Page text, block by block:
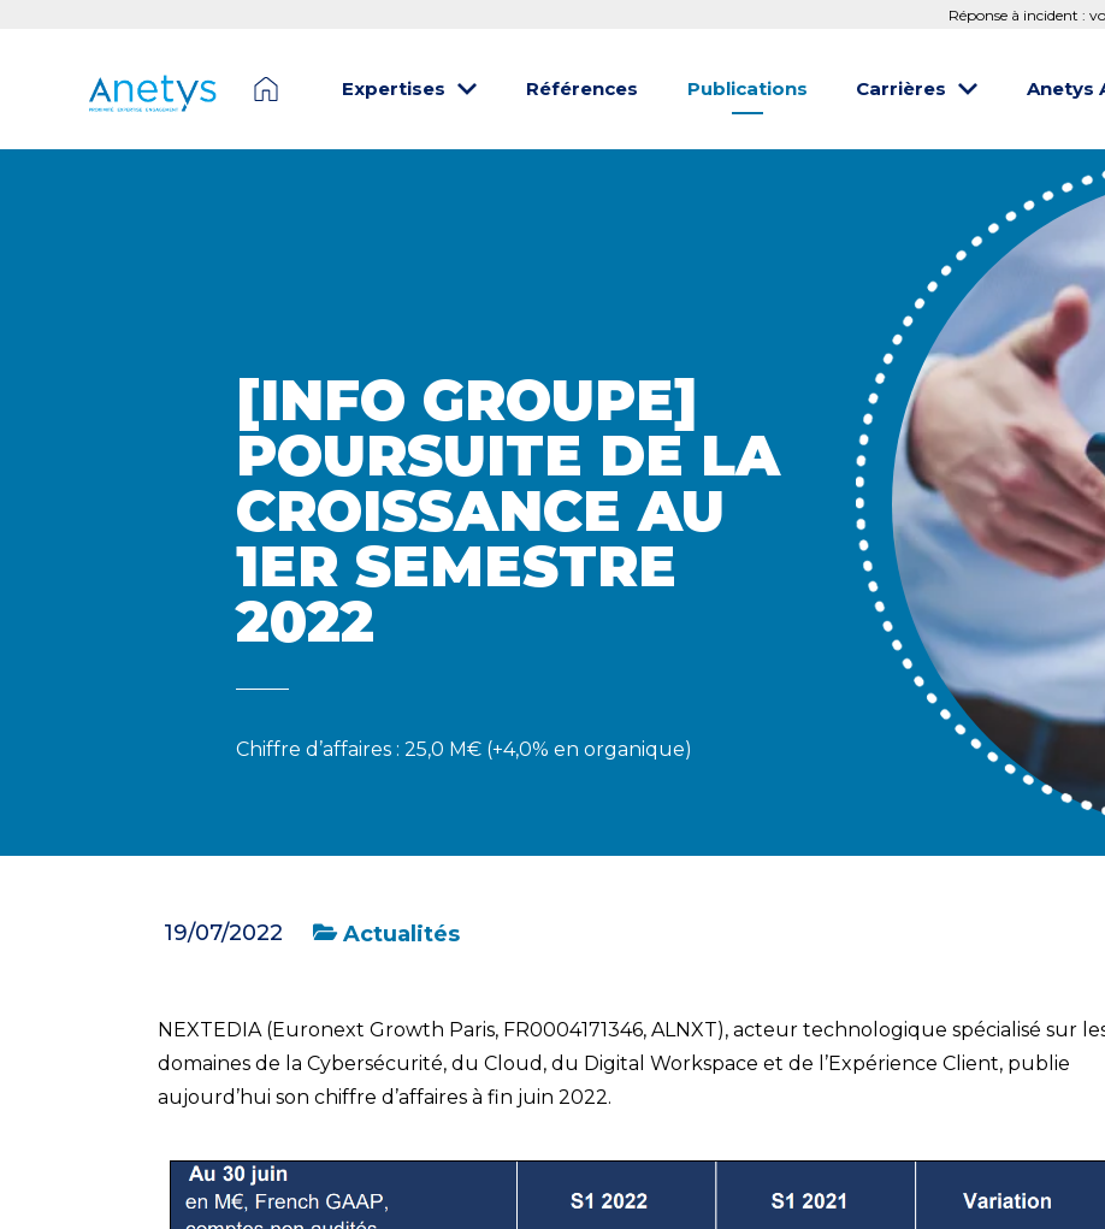
Réponse à incident :
Expertises Références Publications Carrières Anetys
[INFO GROUPE]
POURSUITE DE LA
CROISSANCE AU
1ER SEMESTRE
2022
Chiffre d’affaires : 25,0 M€ (+4,0% en organique)
19/07/2022 Actualités
NEXTEDIA (Euronext Growth Paris, FR0004171346, ALNXT), acteur technologique spécialisé sur
domaines de la Cybersécurité, du Cloud, du Digital Workspace et de l’Expérience Client, publie
aujourd’hui son chiffre d’affaires à fin juin 2022.